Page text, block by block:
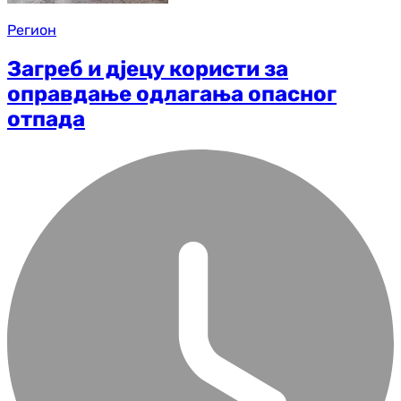
Регион
Загреб и дјецу користи за
оправдање одлагања опасног
отпада